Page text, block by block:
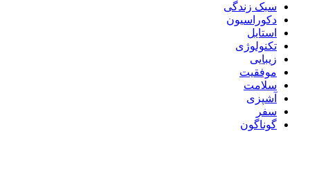
سبک زندگی
دکوراسیون
استایل
تکنولوژی
زیبایی
موفقیت
سلامت
آشپزی
سفر
گوناگون